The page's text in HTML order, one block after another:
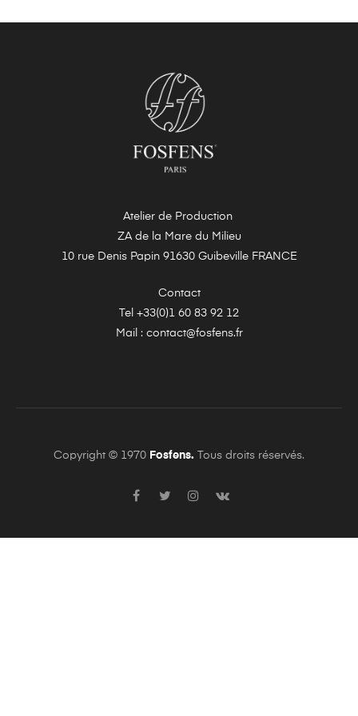
Atelier de Production
ZA de la Mare du Milieu
10 rue Denis Papin 91630 Guibeville FRANCE
Contact
Tel +33(0)1 60 83 92 12
Mail : contact@fosfens.fr
Copyright © 1970 Fosfens. Tous droits réservés.